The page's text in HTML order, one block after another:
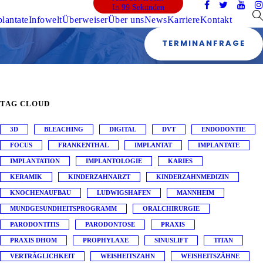
In 99 Sekunden
InfoweltÜberweiserÜber unsNewsKarriereKontakt
TERMINANFRAGE
TAG CLOUD
3D BLEACHING DIGITAL DVT ENDODONTIE
FOCUS FRANKENTHAL IMPLANTAT IMPLANTATE
IMPLANTATION IMPLANTOLOGIE KARIES
KERAMIK KINDERZAHNARZT KINDERZAHNMEDIZIN
KNOCHENAUFBAU LUDWIGSHAFEN MANNHEIM
MUNDGESUNDHEITSPROGRAMM ORALCHIRURGIE
PARODONTITIS PARODONTOSE PRAXIS
PRAXIS DHOM PROPHYLAXE SINUSLIFT TITAN
VERTRÄGLICHKEIT WEISHEITSZAHN WEISHEITSZÄHNE